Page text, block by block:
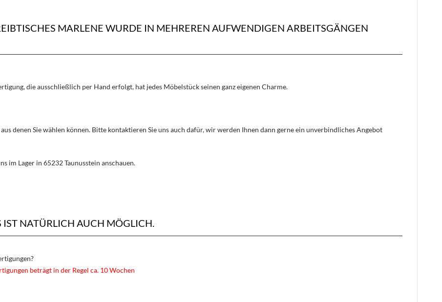
MARLENE WURDE IN MEHREREN AUFWENDIGEN ARBEITSGÄNGEN
die ausschließlich per Hand erfolgt, hat jedes Möbelstück seinen ganz eigenen Charme.
denen Sie wählen können. Bitte kontaktieren Sie uns auch dafür, wir werden Ihnen dann gerne ein unverbindliches Angebot
im Lager in 65232 Taunusstein anschauen.
IST NATÜRLICH AUCH MÖGLICH.
beträgt in der Regel ca. 10 Wochen